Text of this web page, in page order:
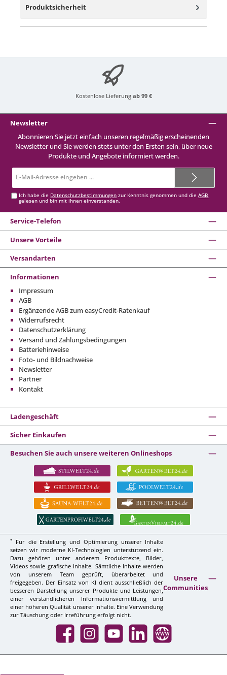
Produktsicherheit
Kostenlose Lieferung ab 99 €
Newsletter
Abonnieren Sie jetzt einfach unseren regelmäßig erscheinenden
Newsletter und Sie werden stets unter den Ersten sein, über neue
Produkte und Angebote informiert werden.
Mail-
Ich habe die Datenschutzbestimmungen zur Kenntnis genommen und dieAGB
gelesen und bin mit ihnen einverstanden.
Service-Telefon
Unsere Vorteile
Versandarten
Informationen
Impressum
AGB
Ergänzende AGB zum easyCredit-Ratenkauf
Widerrufsrecht
Datenschutzerklärung
Versand und Zahlungsbedingungen
Batteriehinweise
Foto- und Bildnachweise
Newsletter
Partner
Kontakt
Ladengeschäft
Sicher Einkaufen
Besuchen Sie auch unsere weiteren Onlineshops
*
Für die Erstellung und Optimierung unserer Inhalte
setzen wir moderne KI-Technologien unterstützend ein.
Dazu gehören unter anderem Produkttexte, Bilder,
Videos sowie grafische Inhalte. Sämtliche Inhalte werden
von unserem Team geprüft, überarbeitet und
freigegeben. Der Einsatz von KI dient ausschließlich der
besseren Darstellung unserer Produkte und Leistungen,
einer verständlicheren Informationsvermittlung und
einer höheren Qualität unserer Inhalte. Eine Verwendung
zur Täuschung oder Irreführung erfolgt nicht.
Unsere
Communities
Facebook InstagramYouTube LinkedIn Website